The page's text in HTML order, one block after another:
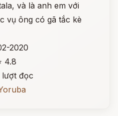
và là anh em với
vụ ông có gã tắc kè
2020
4.8
lượt đọc